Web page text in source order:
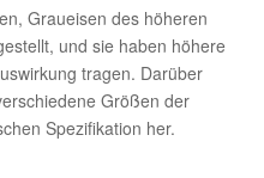
Graueisen des höheren
und sie haben höhere
tragen. Darüber
Größen der
Spezifikation her.